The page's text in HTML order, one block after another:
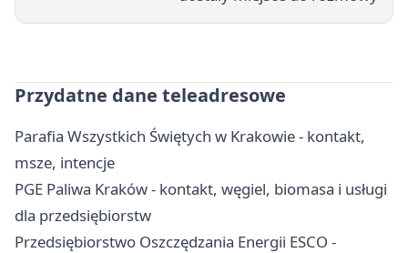
Przydatne dane teleadresowe
Parafia Wszystkich Świętych w Krakowie - kontakt,
msze, intencje
PGE Paliwa Kraków - kontakt, węgiel, biomasa i usługi
dla przedsiębiorstw
Przedsiębiorstwo Oszczędzania Energii ESCO -